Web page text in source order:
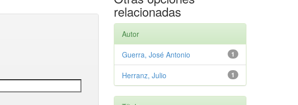
relacionadas
Autor
1
Guerra, José Antonio
1
Herranz, Julio